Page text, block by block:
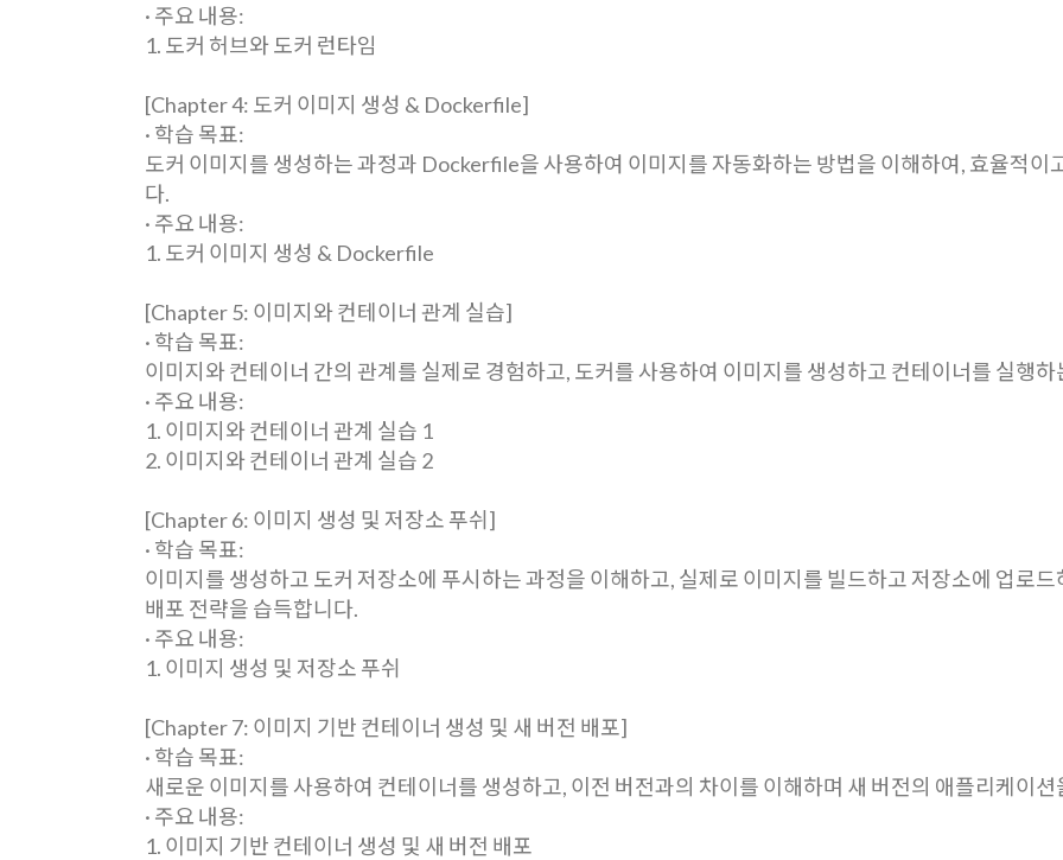
· 주요 내용:
1. 도커 허브와 도커 런타임
[Chapter 4: 도커 이미지 생성 & Dockerfile]
· 학습 목표:
도커 이미지를 생성하는 과정과 Dockerfile을 사용하여 이미지를 자동화하는 방법을 이해하여, 효율적이
다.
· 주요 내용:
1. 도커 이미지 생성 & Dockerfile
[Chapter 5: 이미지와 컨테이너 관계 실습]
· 학습 목표:
이미지와 컨테이너 간의 관계를 실제로 경험하고, 도커를 사용하여 이미지를 생성하고 컨테이너를 실행
· 주요 내용:
1. 이미지와 컨테이너 관계 실습 1
2. 이미지와 컨테이너 관계 실습 2
[Chapter 6: 이미지 생성 및 저장소 푸쉬]
· 학습 목표:
이미지를 생성하고 도커 저장소에 푸시하는 과정을 이해하고, 실제로 이미지를 빌드하고 저장소에 업로
배포 전략을 습득합니다.
· 주요 내용:
1. 이미지 생성 및 저장소 푸쉬
[Chapter 7: 이미지 기반 컨테이너 생성 및 새 버전 배포]
· 학습 목표:
새로운 이미지를 사용하여 컨테이너를 생성하고, 이전 버전과의 차이를 이해하며 새 버전의 애플리케이
· 주요 내용:
1. 이미지 기반 컨테이너 생성 및 새 버전 배포